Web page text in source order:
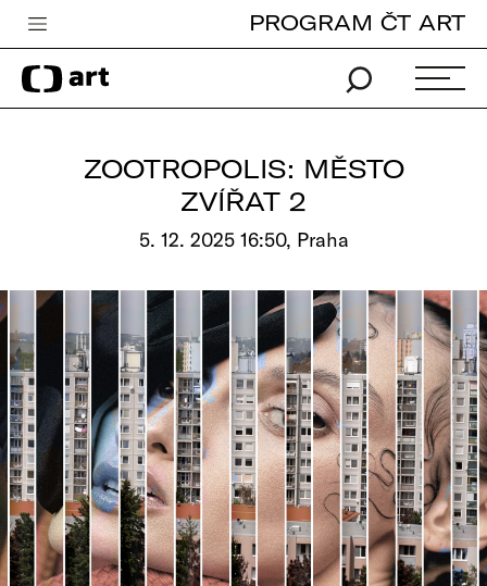
Česká televize
Zpravodajství
Vše o ČT
PROGRAM ČT ART
ZOOTROPOLIS: MĚSTO
ZVÍŘAT 2
5. 12. 2025 16:50, Praha